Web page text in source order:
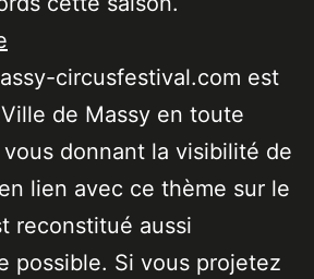
circusfestival.com est
de Massy en toute
donnant la visibilité de
lien avec ce thème sur le
reconstitué aussi
possible. Si vous projetez